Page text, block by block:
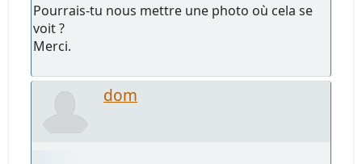
Pourrais-tu nous mettre une photo où cela se
voit ?
Merci.
dom